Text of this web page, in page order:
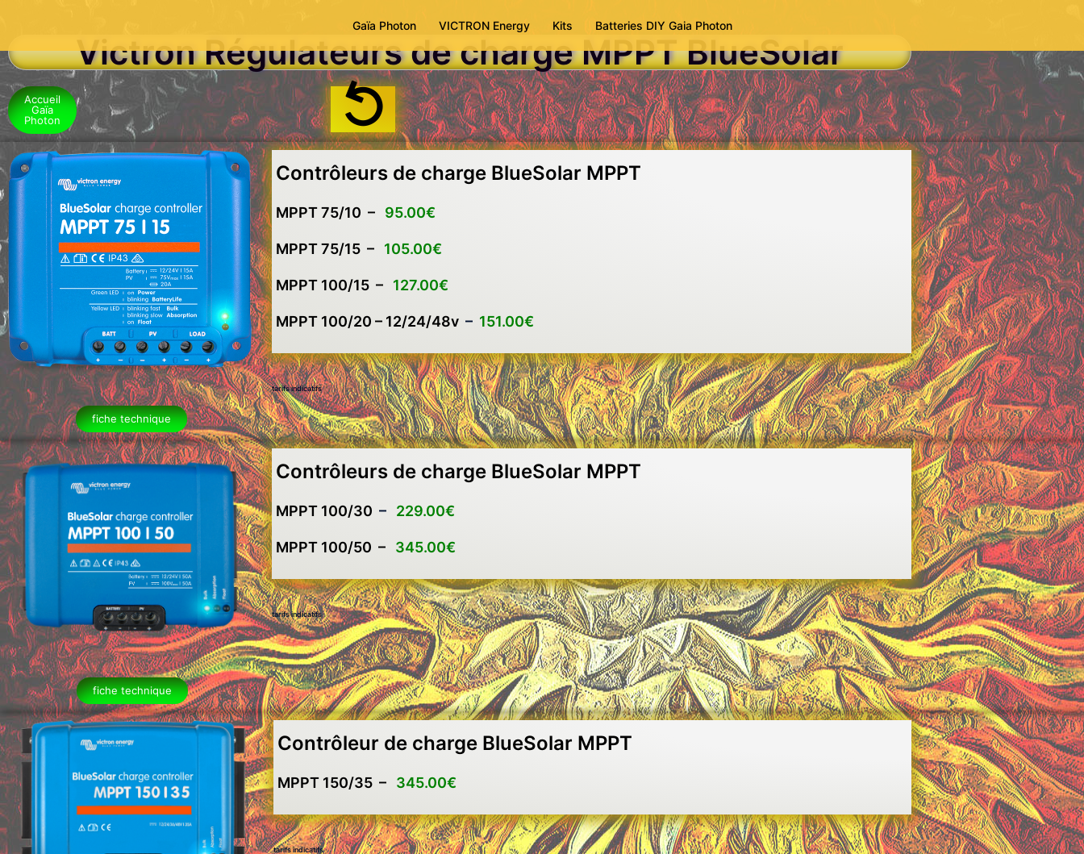
Gaïa Photon VICTRON Energy Kits Batteries DIY Gaia Photon
Victron Régulateurs de charge MPPT BlueSolar
Accueil
Gaïa
Photon
fiche technique
Contrôleurs de charge BlueSolar MPPT
MPPT 75/10 – 95.00€
MPPT 75/15 – 105.00€
MPPT 100/15 – 127.00€
MPPT 100/20 – 12/24/48v– 151.00€
tarifs indicatifs
fiche technique
Contrôleurs de charge BlueSolar MPPT
MPPT 100/30 – 229.00€
MPPT 100/50 – 345.00€
tarifs indicatifs
Contrôleur de charge BlueSolar MPPT
MPPT 150/35 – 345.00€
tarifs indicatifs